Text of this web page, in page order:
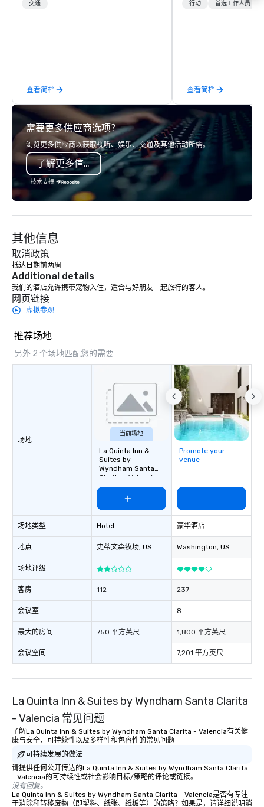
Transportation company since 1998
交通
查看简档
"mystery" is that
with this philosophy
to create a space for
connection as guests
visceral experience. Over the last 15
years, we have
with hundreds of
Shopify, and many
行动 首选工作人员
查看简档
需要更多供应商选项？
浏览更多供应商以获取视听、娱乐、交通及其他活动所需。
了解更多信息
技术支持
其他信息
取消政策
抵达日期前两周
Additional details
我们的酒店允许携带宠物入住，适合与好朋友一起旅行的客人。
网页链接
虚拟参观
推荐场地
另外 2 个场地匹配您的需要
场地
场地类型
地点
场地评级
客房
会议室
最大的房间
会议空间
当前场地
La Quinta Inn &
Suites by
Wyndham Santa
Clarita - Valencia
Hotel
史蒂文森牧场, US
112
-
750 平方英尺
-
Promote your
venue
豪华酒店
Washington, US
237
8
1,800 平方英尺
7,201 平方英尺
La Quinta Inn & Suites by Wyndham Santa Clarita
- Valencia 常见问题
了解La Quinta Inn & Suites by Wyndham Santa Clarita - Valencia有关健
康与安全、可持续性以及多样性和包容性的常见问题
可持续发展的做法
请提供任何公开传达的La Quinta Inn & Suites by Wyndham Santa Clarita
- Valencia的可持续性或社会影响目标/策略的评论或链接。
没有回复。
La Quinta Inn & Suites by Wyndham Santa Clarita - Valencia是否有专注
于消除和转移废物（即塑料、纸张、纸板等）的策略？如果是，请详细说明消